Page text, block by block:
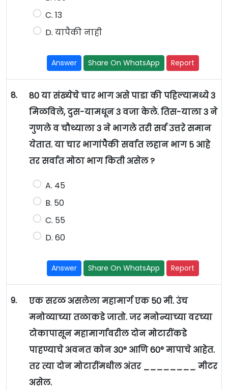
C. 13
D. यापैकी नाही
Answer Share On WhatsApp Report
8.
80 या संख्येचे चार भाग असे पाडा की पहिल्यामध्ये 3
मिळविले, दुस-यामधून 3 वजा केले. तिस-याला 3 ने
गुणले व चौथ्याला 3 ने भागले तरी सर्व उत्तरे समान
येतात. या चार भागांपैकी सर्वात लहान भाग 5 आहे
तर सर्वात मोठा भाग किती असेल ?
A. 45
B. 50
C. 55
D. 60
Answer Share On WhatsApp Report
9.
एक सरळ असलेला महामार्ग एक 50 मी. उंच
मनोव्याच्या तळाकडे जातो. जर मनोन्याच्या वरच्या
टोकापासून महामार्गावरील दोन मोटारींकडे
पाहण्याचे अवनत कोन 30° आणि 60° मापाचे आहेत.
तर त्या दोन मोटारींमधील अंतर ________ मीटर
असेल.